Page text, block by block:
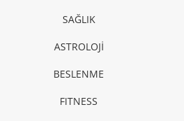
SAĞLIK
ASTROLOJİ
BESLENME
FITNESS